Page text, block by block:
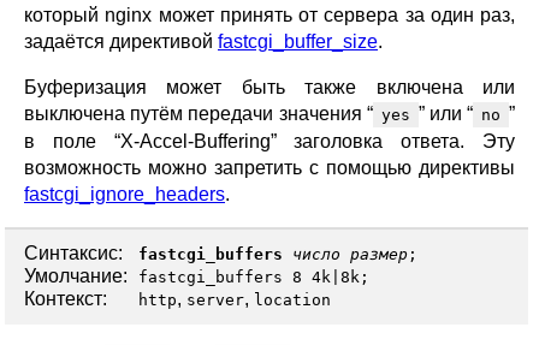
который nginx может принять от сервера за один раз,
задаётся директивой fastcgi_buffer_size.
Буферизация может быть также включена или
выключена путём передачи значения “ yes ” или “ no ”
в поле “X-Accel-Buffering” заголовка ответа. Эту
возможность можно запретить с помощью директивы
fastcgi_ignore_headers.
Синтаксис: fastcgi_buffers число размер ;
Умолчание: fastcgi_buffers 8 4k|8k;
Контекст: http, server, location